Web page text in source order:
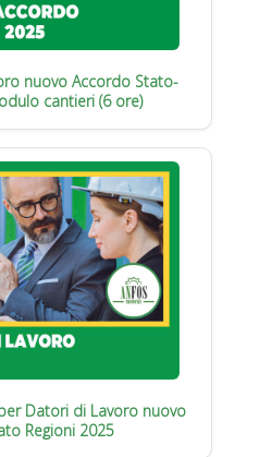
nuovo Accordo Stato-
cantieri (6 ore)
Datori di Lavoro nuovo
Regioni 2025